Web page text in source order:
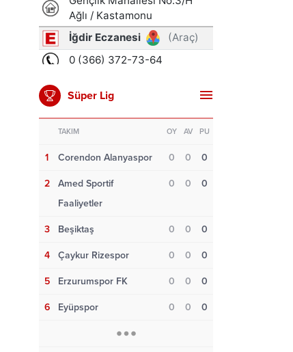
Süper Lig
TAKIM OY AV PU
1 Corendon Alanyaspor 0 0 0
2
Amed Sportif
Faaliyetler
0 0 0
3 Beşiktaş 0 0 0
4 Çaykur Rizespor 0 0 0
5 Erzurumspor FK 0 0 0
6 Eyüpspor 0 0 0